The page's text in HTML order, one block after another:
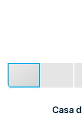
Casa